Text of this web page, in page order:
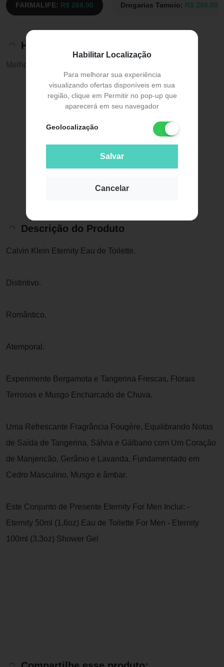
Habilitar Localização
Para melhorar sua experiência
visualizando ofertas disponíveis em sua
região, clique em Permitir no pop-up que
aparecerá em seu navegador
Geolocalização
Salvar
Cancelar
FARMALIFE: R$ 268,00 Drogarias Tamoio: R$ 268,00
Histórico de preços
Melhor preço:
Descrição do Produto
Calvin Klein Eternity Eau de Toilette.
Distintivo.
Romântico.
Atemporal.
Experimente Bergamota e Tangerina Frescas, Florais
Terrosos e Musgo Encharcado de Chuva.
Uma Refrescante Fragrância Fougère, Equilibrando Notas
de Saída de Tangerina, Sálvia e Gálbano com Um Coração
de Manjericão, Gerânio e Lavanda, Fundamentado em
Cedro Masculino, Musgo e âmbar.
Este Conjunto de Presente Eternity For Men Inclui: -
Eternity 50ml (1,6oz) Eau de Toilette For Men - Eternity
100ml (3,3oz) Shower Gel